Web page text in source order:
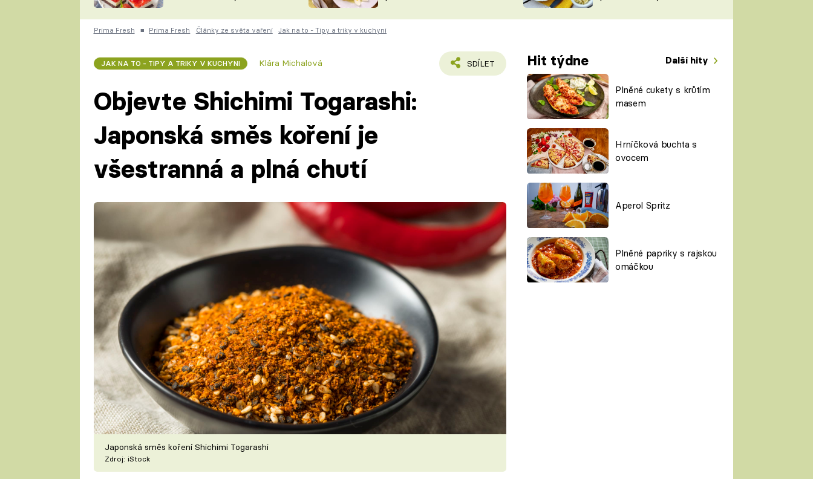
ČESKO NA TALÍŘI
DOMÁCÍ
KUCHAŘKA
VYCHYTÁVKY
ŠÉFREDAKTORKY
ČASOPIS
Prima Fresh ■ Prima Fresh Články ze světa vaření Jak na to - Tipy a triky v kuchyni
JAK NA TO - TIPY A TRIKY V KUCHYNI Klára Michalová SDÍLET Hit týdne Další hity
Plněné cukety s krůtím
masem
Hrníčková buchta s
ovocem
Aperol Spritz
Plněné papriky s rajskou
omáčkou
Objevte Shichimi Togarashi:
Japonská směs koření je
všestranná a plná chutí
Japonská směs koření Shichimi Togarashi
Zdroj: iStock